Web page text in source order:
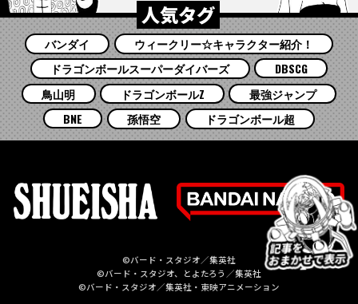
人気タグ
バンダイ
ウィークリー☆キャラクター紹介！
ドラゴンボールスーパーダイバーズ
DBSCG
鳥山明
ドラゴンボールZ
最強ジャンプ
BNE
孫悟空 ドラゴンボール超
©バード・スタジオ／集英社
©バード・スタジオ、とよたろう／集英社
©バード・スタジオ／集英社・東映アニメーション